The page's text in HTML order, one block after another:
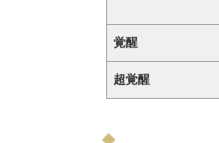
覚醒
超覚醒